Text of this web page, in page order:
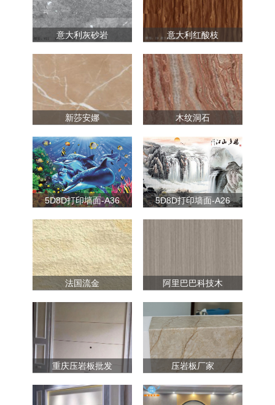
意大利灰砂岩 意大利红酸枝
新莎安娜 木纹洞石
5D8D打印墙面-A36 5D8D打印墙面-A26
法国流金 阿里巴巴科技木
重庆压岩板批发 压岩板厂家